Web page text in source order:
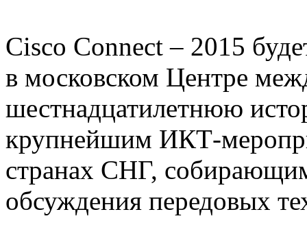
Cisco Connect ‒ 2015
в московском Центре
шестнадцатилетнюю
крупнейшим ИКТ-
странах СНГ,
обсуждения передовых